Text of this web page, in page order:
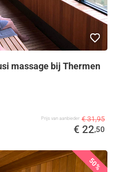
massage bij Thermen
Prijs van aanbieder € 31,95
€ 22,50
50%